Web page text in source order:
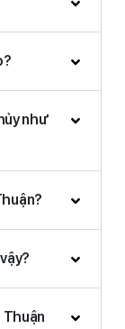
như
Thuận